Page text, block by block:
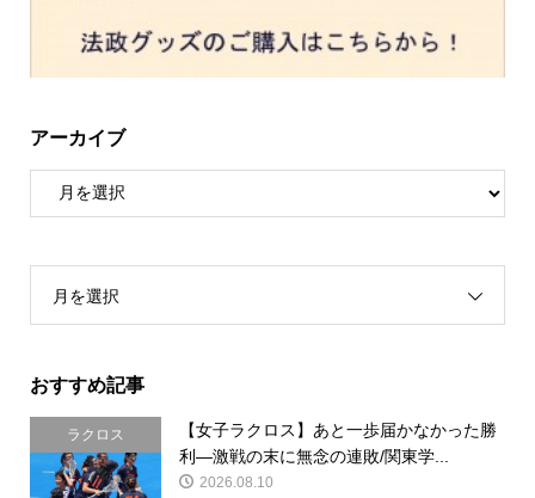
アーカイブ
月を選択
おすすめ記事
ラクロス
【女子ラクロス】あと一歩届かなかった勝
利―激戦の末に無念の連敗/関東学...
2026.08.10